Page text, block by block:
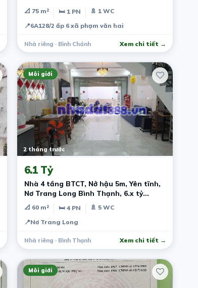
📐 75 m² 🛏 1 PN
🚿 1 WC
📍6A128/2 ấp 6 xã phạm văn hai
Nhà riêng · Bình Chánh Xem chi tiết →
Môi giới
2 tháng trước
6.1 Tỷ
Nhà 4 tầng BTCT, Nở hậu 5m, Yên tĩnh,
Nơ Trang Long Bình Thạnh, 6.x tỷ
thương lượng mạnh
📐 60 m² 🛏 4 PN
🚿 5 WC
📍Nơ Trang Long
Nhà riêng · Bình Thạnh Xem chi tiết →
Môi giới